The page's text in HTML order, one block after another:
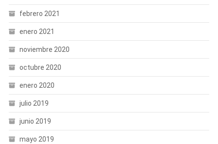
febrero 2021
enero 2021
noviembre 2020
octubre 2020
enero 2020
julio 2019
junio 2019
mayo 2019